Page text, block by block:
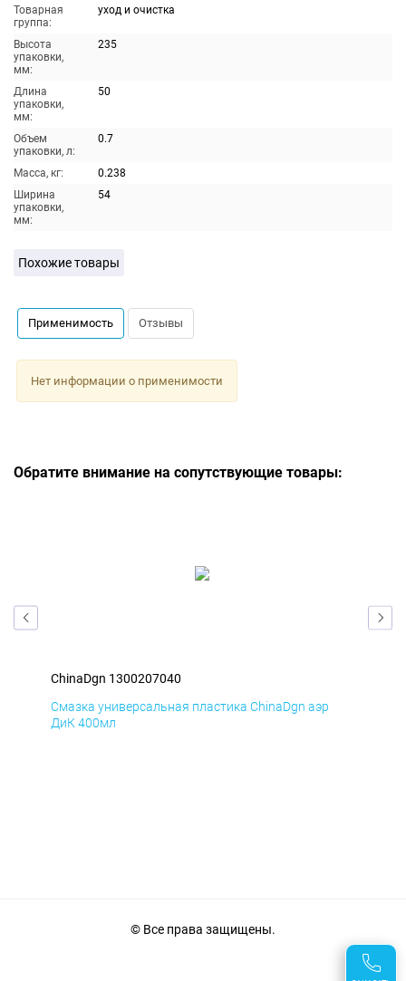
Товарная
группа:
уход и очистка
Высота
упаковки,
мм:
235
Длина
упаковки,
мм:
50
Объем
упаковки, л:
0.7
Масса, кг:
0.238
Ширина
упаковки,
мм:
54
Похожие товары
Применимость Отзывы
Нет информации о применимости
Обратите внимание на сопутствующие товары:
ChinaDgn 1300207040
Смазка универсальная пластика ChinaDgn аэр
ДиК 400мл
© Все права защищены.